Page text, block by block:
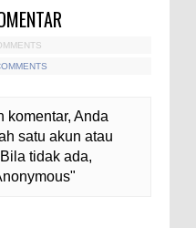
komentar, Anda
satu akun atau
tidak ada,